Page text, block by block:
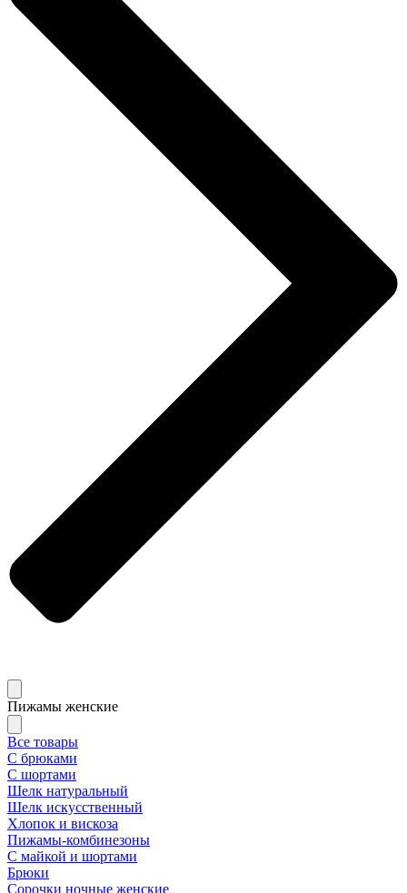
Пижамы женские
Все товары
С брюками
С шортами
Шелк натуральный
Шелк искусственный
Хлопок и вискоза
Пижамы-комбинезоны
С майкой и шортами
Брюки
Сорочки ночные женские